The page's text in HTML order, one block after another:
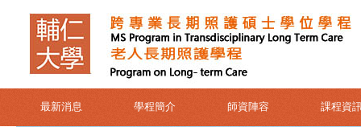
最新消息 學程簡介 師資陣容 課程資